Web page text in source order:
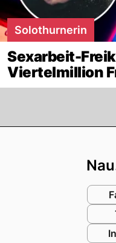
Solothurnerin
Sexarbeit-
Viertelmillion